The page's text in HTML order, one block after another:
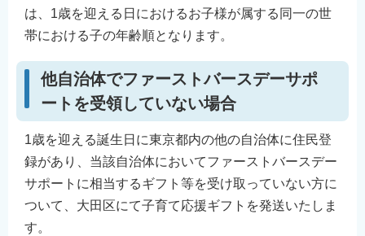
は、1歳を迎える日におけるお子様が属する同一の世
帯における子の年齢順となります。
他自治体でファーストバースデーサポ
ートを受領していない場合
1歳を迎える誕生日に東京都内の他の自治体に住民登
録があり、当該自治体においてファーストバースデー
サポートに相当するギフト等を受け取っていない方に
ついて、大田区にて子育て応援ギフトを発送いたしま
す。